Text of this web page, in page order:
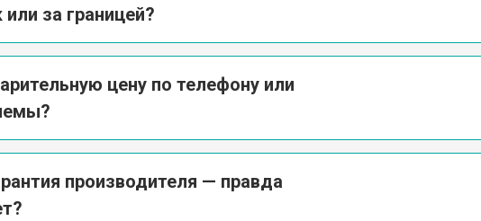
за границей?
цену по телефону или
производителя — правда